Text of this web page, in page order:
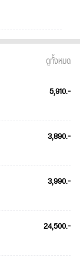
ดูทั้งหมด
5,910.-
3,890.-
3,990.-
24,500.-